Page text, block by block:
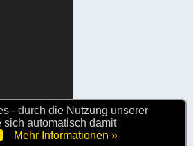
- durch die Nutzung unserer
automatisch damit
Mehr Informationen »